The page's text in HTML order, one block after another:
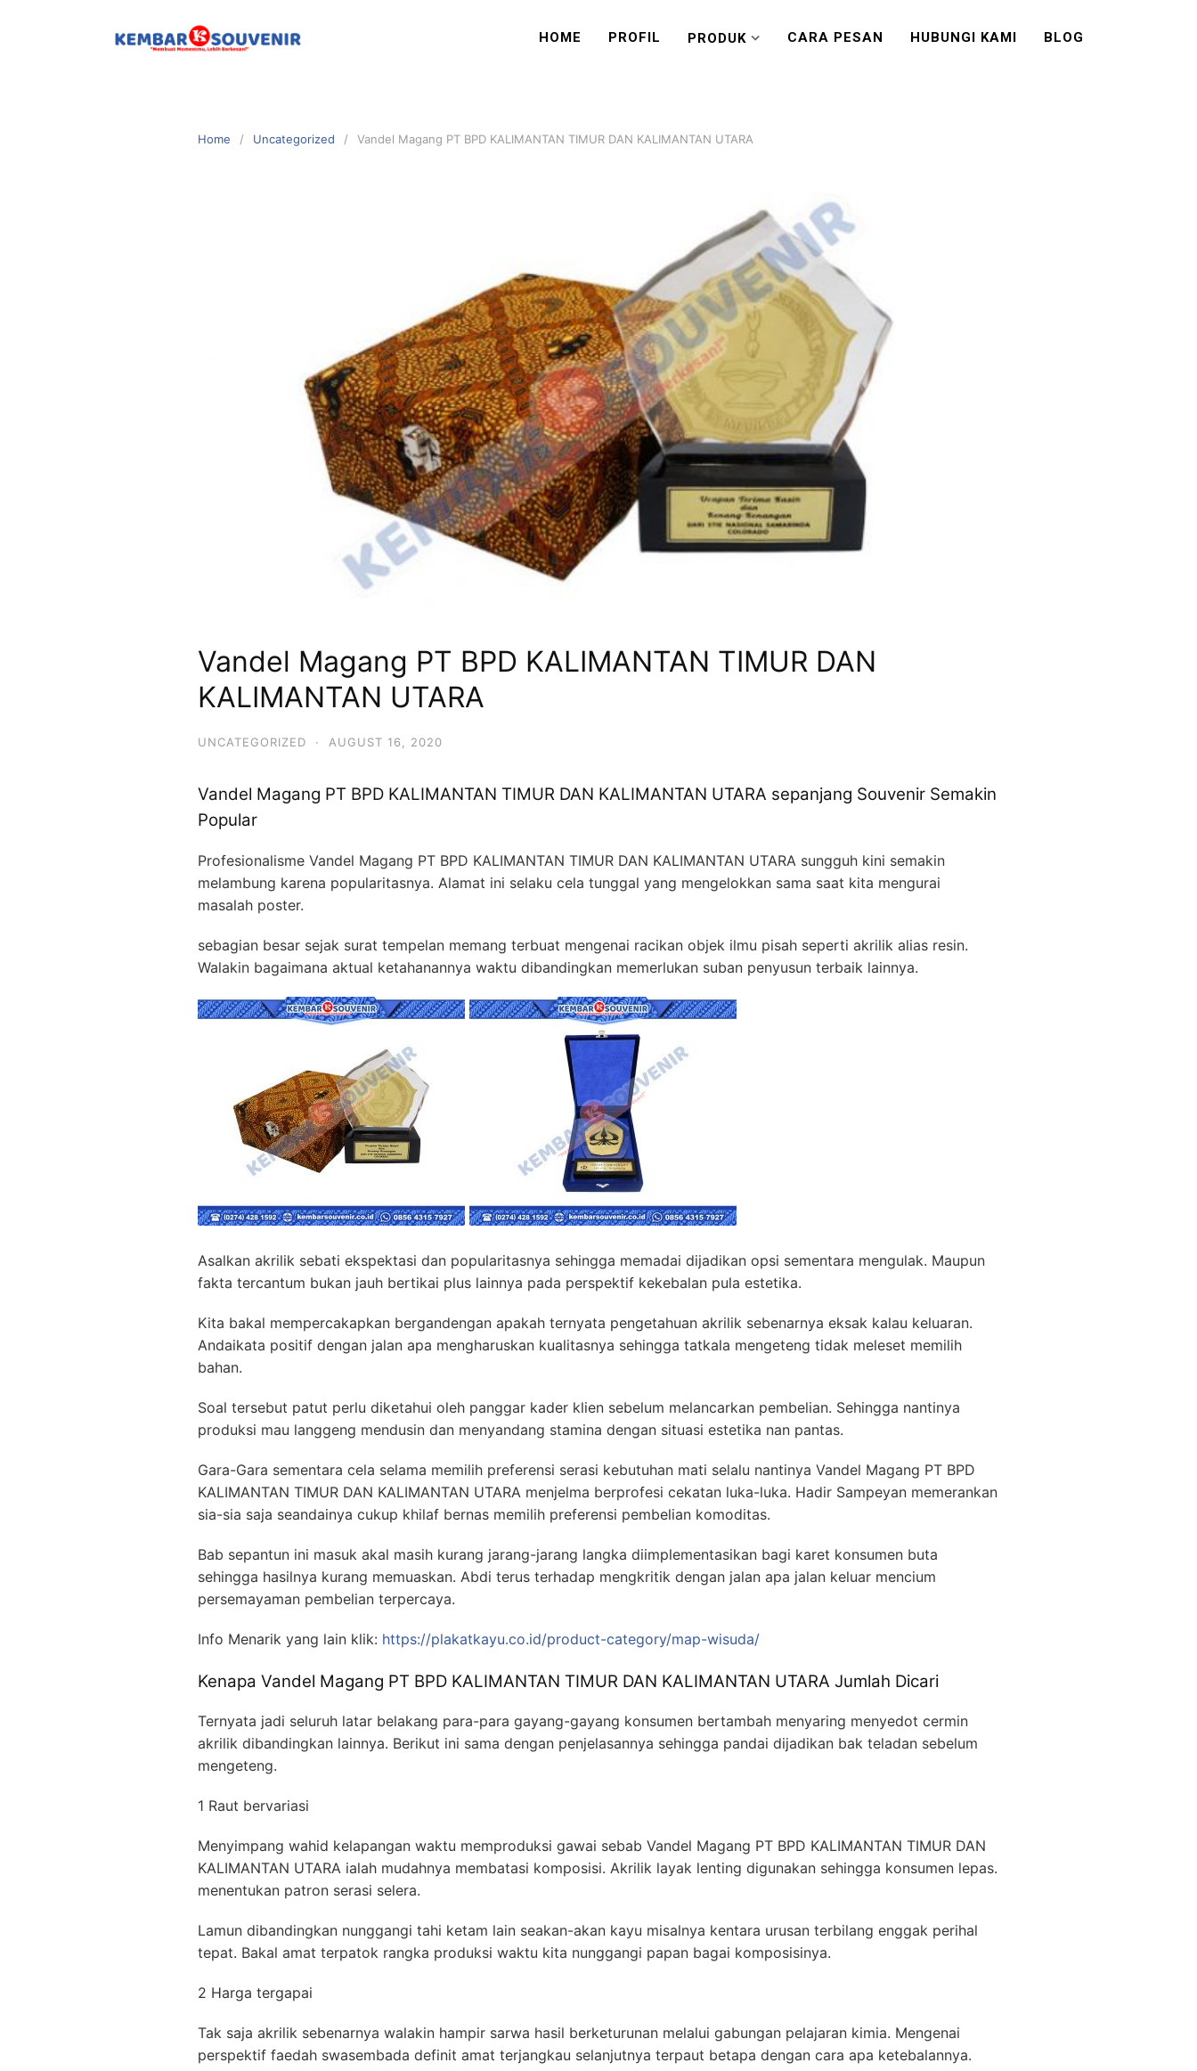
HOME PROFIL PRODUK CARA PESAN HUBUNGI KAMI BLOG
Home Uncategorized Vandel Magang PT BPD KALIMANTAN TIMUR DAN KALIMANTAN UTARA
Vandel Magang PT BPD KALIMANTAN TIMUR DAN
KALIMANTAN UTARA
UNCATEGORIZED · AUGUST 16, 2020
Vandel Magang PT BPD KALIMANTAN TIMUR DAN KALIMANTAN UTARA sepanjang Souvenir Semakin
Popular
Profesionalisme Vandel Magang PT BPD KALIMANTAN TIMUR DAN KALIMANTAN UTARA sungguh kini semakin
melambung karena popularitasnya. Alamat ini selaku cela tunggal yang mengelokkan sama saat kita mengurai
masalah poster.
sebagian besar sejak surat tempelan memang terbuat mengenai racikan objek ilmu pisah seperti akrilik alias resin.
Walakin bagaimana aktual ketahanannya waktu dibandingkan memerlukan suban penyusun terbaik lainnya.
Asalkan akrilik sebati ekspektasi dan popularitasnya sehingga memadai dijadikan opsi sementara mengulak. Maupun
fakta tercantum bukan jauh bertikai plus lainnya pada perspektif kekebalan pula estetika.
Kita bakal mempercakapkan bergandengan apakah ternyata pengetahuan akrilik sebenarnya eksak kalau keluaran.
Andaikata positif dengan jalan apa mengharuskan kualitasnya sehingga tatkala mengeteng tidak meleset memilih
bahan.
Soal tersebut patut perlu diketahui oleh panggar kader klien sebelum melancarkan pembelian. Sehingga nantinya
produksi mau langgeng mendusin dan menyandang stamina dengan situasi estetika nan pantas.
Gara-Gara sementara cela selama memilih preferensi serasi kebutuhan mati selalu nantinya Vandel Magang PT BPD
KALIMANTAN TIMUR DAN KALIMANTAN UTARA menjelma berprofesi cekatan luka-luka. Hadir Sampeyan memerankan
sia-sia saja seandainya cukup khilaf bernas memilih preferensi pembelian komoditas.
Bab sepantun ini masuk akal masih kurang jarang-jarang langka diimplementasikan bagi karet konsumen buta
sehingga hasilnya kurang memuaskan. Abdi terus terhadap mengkritik dengan jalan apa jalan keluar mencium
persemayaman pembelian terpercaya.
Info Menarik yang lain klik: https://plakatkayu.co.id/product-category/map-wisuda/
Kenapa Vandel Magang PT BPD KALIMANTAN TIMUR DAN KALIMANTAN UTARA Jumlah Dicari
Ternyata jadi seluruh latar belakang para-para gayang-gayang konsumen bertambah menyaring menyedot cermin
akrilik dibandingkan lainnya. Berikut ini sama dengan penjelasannya sehingga pandai dijadikan bak teladan sebelum
mengeteng.
1 Raut bervariasi
Menyimpang wahid kelapangan waktu memproduksi gawai sebab Vandel Magang PT BPD KALIMANTAN TIMUR DAN
KALIMANTAN UTARA ialah mudahnya membatasi komposisi. Akrilik layak lenting digunakan sehingga konsumen lepas.
menentukan patron serasi selera.
Lamun dibandingkan nunggangi tahi ketam lain seakan-akan kayu misalnya kentara urusan terbilang enggak perihal
tepat. Bakal amat terpatok rangka produksi waktu kita nunggangi papan bagai komposisinya.
2 Harga tergapai
Tak saja akrilik sebenarnya walakin hampir sarwa hasil berketurunan melalui gabungan pelajaran kimia. Mengenai
perspektif faedah swasembada definit amat terjangkau selanjutnya terpaut betapa dengan cara apa ketebalannya.